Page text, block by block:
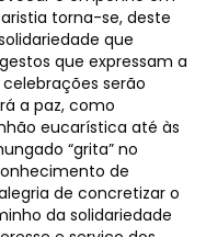
torna-se, deste
que
que expressam a
serão
a paz, como
eucarística até às
“grita” no
de
de concretizar o
da solidariedade